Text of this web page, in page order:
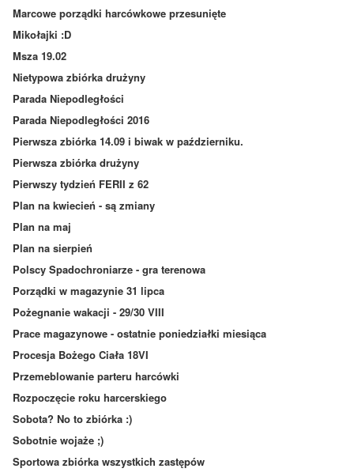
Marcowe porządki harcówkowe przesunięte
Mikołajki :D
Msza 19.02
Nietypowa zbiórka drużyny
Parada Niepodległości
Parada Niepodległości 2016
Pierwsza zbiórka 14.09 i biwak w październiku.
Pierwsza zbiórka drużyny
Pierwszy tydzień FERII z 62
Plan na kwiecień - są zmiany
Plan na maj
Plan na sierpień
Polscy Spadochroniarze - gra terenowa
Porządki w magazynie 31 lipca
Pożegnanie wakacji - 29/30 VIII
Prace magazynowe - ostatnie poniedziałki miesiąca
Procesja Bożego Ciała 18VI
Przemeblowanie parteru harcówki
Rozpoczęcie roku harcerskiego
Sobota? No to zbiórka :)
Sobotnie wojaże ;)
Sportowa zbiórka wszystkich zastępów